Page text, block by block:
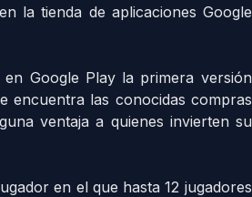
la tienda de aplicaciones Google
Google Play la primera versión
encuentra las conocidas compras
ventaja a quienes invierten su
en el que hasta 12 jugadores